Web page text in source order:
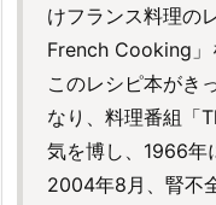
けフランス料理
French Cooking」
このレシピ本がき
なり、料理番組「
気を博し、1966年
2004年8月、腎不